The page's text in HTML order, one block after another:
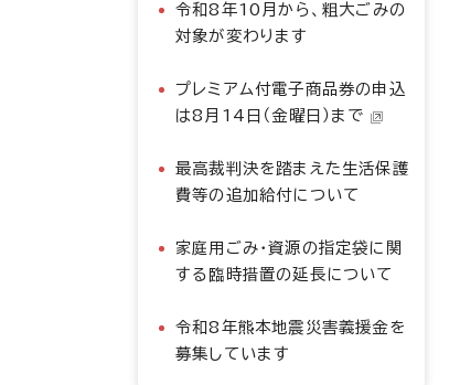
令和8年10月から、粗大ごみの
対象が変わります
プレミアム付電子商品券の申込
は8月14日（金曜日）まで
最高裁判決を踏まえた生活保護
費等の追加給付について
家庭用ごみ・資源の指定袋に関
する臨時措置の延長について
令和8年熊本地震災害義援金を
募集しています